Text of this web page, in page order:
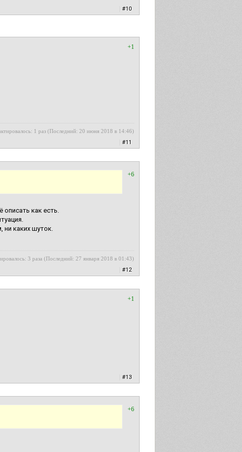
#10
+1
1 раз (Последний: 20 июня 2018 в 14:46)
#11
+6
как есть.
ни каких шуток.
3 раза (Последний: 27 января 2018 в 01:43)
#12
+1
#13
+6